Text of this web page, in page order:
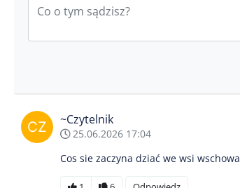
~Czytelnik
25.06.2026 17:04
Cos sie zaczyna dziać we wsi